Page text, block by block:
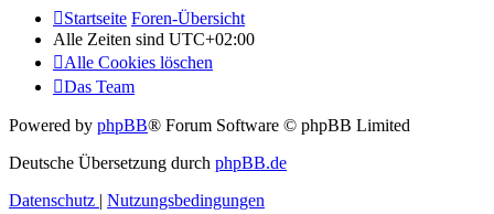
Startseite Foren-Übersicht
Alle Zeiten sind UTC+02:00
Alle Cookies löschen
Das Team
Powered by phpBB® Forum Software © phpBB Limited
Deutsche Übersetzung durch phpBB.de
Datenschutz | Nutzungsbedingungen